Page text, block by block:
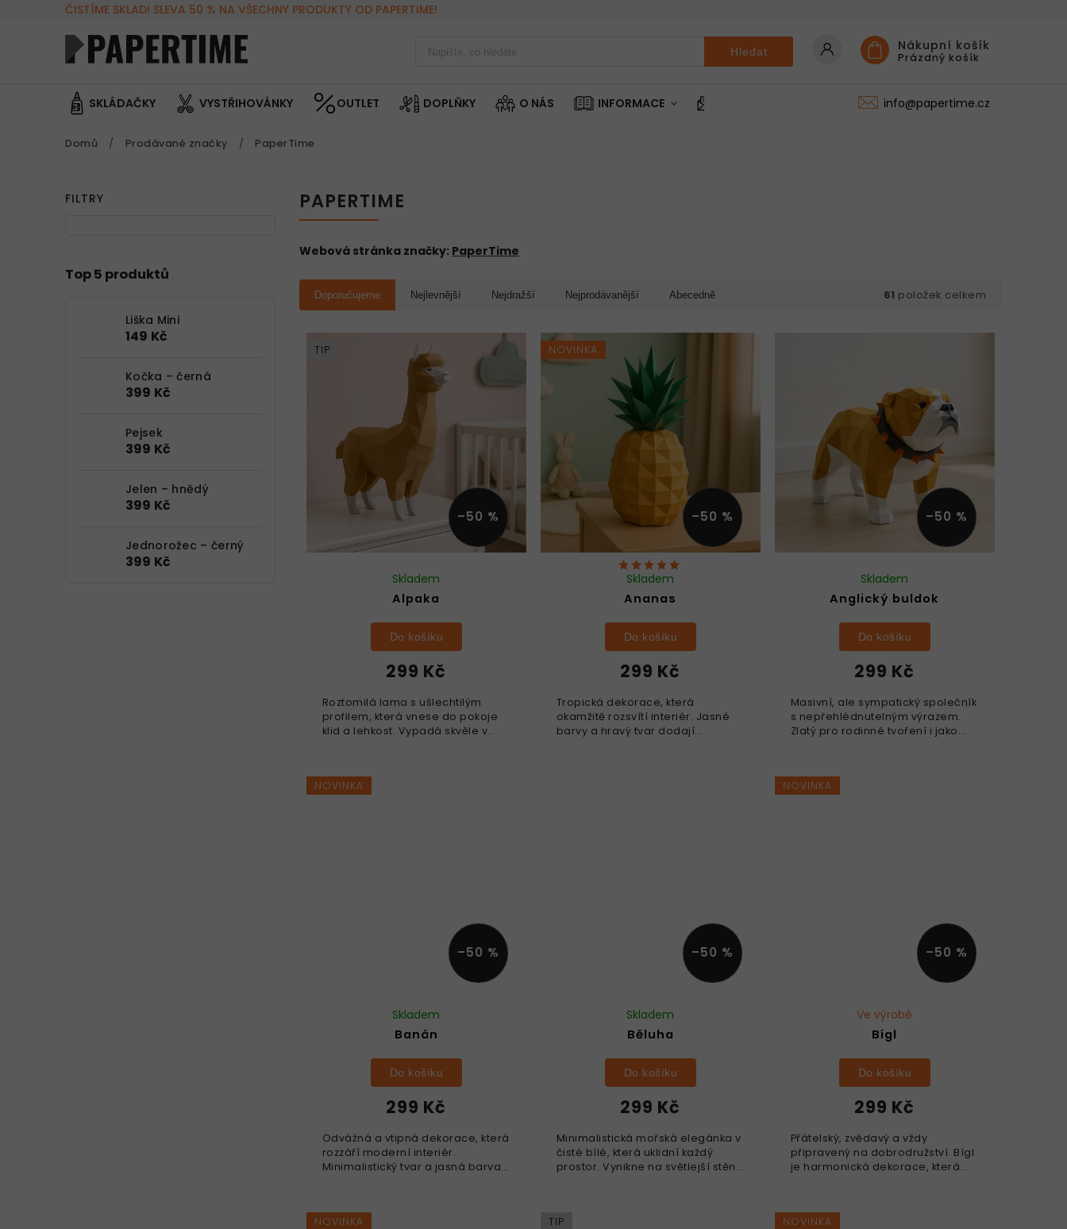
ČISTÍME SKLAD! SLEVA 50 % NA VŠECHNY PRODUKTY OD PAPERTIME!
Hledat Nákupní košík
Prázdný košík
SKLÁDAČKY VYSTŘIHOVÁNKY OUTLET DOPLŇKY O NÁS INFORMACE info@papertime.cz
Domů / Prodávané značky / PaperTime
FILTRY
Top 5 produktů
Liška Mini
149 Kč
Kočka – černá
399 Kč
Pejsek
399 Kč
Jelen – hnědý
399 Kč
Jednorožec – černý
399 Kč
PAPERTIME
Webová stránka značky: PaperTime
Doporučujeme Nejlevnější Nejdražší Nejprodávanější Abecedně 61 položek celkem
TIP
–50 %
Alpaka
Skladem
299 Kč
Do košíku
Roztomilá lama s ušlechtilým
profilem, která vnese do pokoje
klid a lehkost. Vypadá skvěle v
motoriku, podporuje týmovou...
NOVINKA
–50 %
Ananas
Skladem
299 Kč
Do košíku
Tropická dekorace, která
okamžitě rozsvítí interiér. Jasné
barvy a hravý tvar dodají
–50 %
Anglický buldok
Skladem
299 Kč
Do košíku
Masivní, ale sympatický společník
s nepřehlédnutelným výrazem.
Zlatý pro rodinné tvoření i jako
týmovou práci, oživí...
NOVINKA
–50 %
Banán
Skladem
299 Kč
Do košíku
Odvážná a vtipná dekorace, která
rozzáří moderní interiér.
Minimalistický tvar a jasná barva
podporuje týmovou práci,...
–50 %
Běluha
Skladem
299 Kč
Do košíku
Minimalistická mořská elegánka v
čisté bílé, která uklidní každý
prostor. Vynikne na světlejší stěně
NOVINKA
–50 %
Bígl
Ve výrobě
299 Kč
Do košíku
Přátelský, zvědavý a vždy
připravený na dobrodružství. Bígl
je harmonická dekorace, která
podporuje týmovou práci,...
NOVINKA
TIP NOVINKA